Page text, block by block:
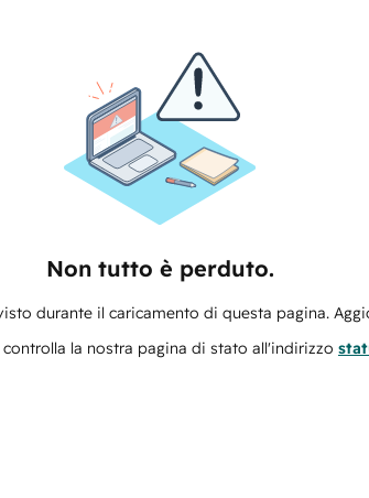
Non tutto è perduto.
durante il caricamento di questa pagina.
la nostra pagina di stato all'indirizzo